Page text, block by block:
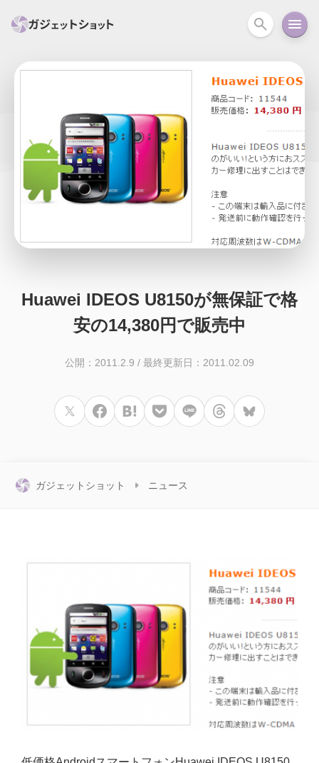
カメラ ウェアラ
セール情報 スマートホーム アクションカメラ カメラ
iPhone
周辺機器
Huawei IDEOS U8150が無保証で格
安の14,380円で販売中
公開：2011.2.9 / 最終更新日：2011.02.09
ガジェットショット ニュース